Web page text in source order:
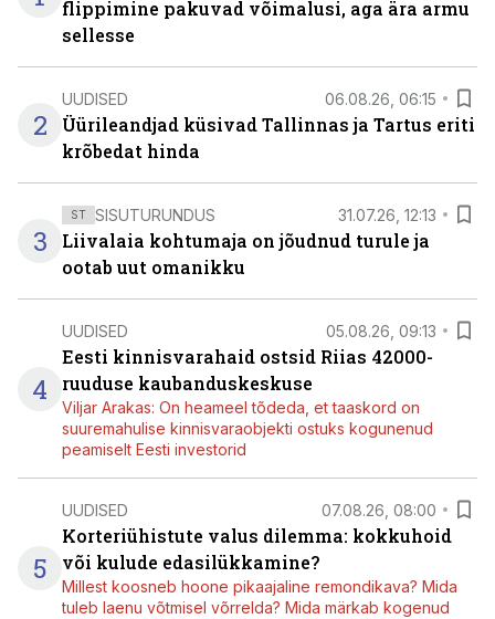
flippimine pakuvad võimalusi, aga ära armu
sellesse
2
UUDISED 06.08.26, 06:15
Üürileandjad küsivad Tallinnas ja Tartus eriti
krõbedat hinda
3
ST SISUTURUNDUS 31.07.26, 12:13
Liivalaia kohtumaja on jõudnud turule ja
ootab uut omanikku
4
UUDISED 05.08.26, 09:13
Eesti kinnisvarahaid ostsid Riias 42000-
ruuduse kaubanduskeskuse
Viljar Arakas: On heameel tõdeda, et taaskord on
suuremahulise kinnisvaraobjekti ostuks kogunenud
peamiselt Eesti investorid
5
UUDISED 07.08.26, 08:00
Korteriühistute valus dilemma: kokkuhoid
või kulude edasilükkamine?
Millest koosneb hoone pikaajaline remondikava? Mida
tuleb laenu võtmisel võrrelda? Mida märkab kogenud